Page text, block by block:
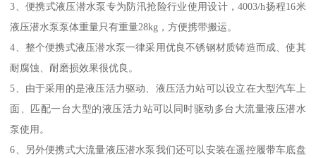
3、便携式液压潜水泵专为防汛抢险行业使用设计，4003/h扬程16米
液压潜水泵泵体重量只有重量28kg，方便携带搬运。
4、整个便携式液压潜水泵一律采用优良不锈钢材质铸造而成、使其
耐腐蚀、耐磨损效果很优良。
5、由于采用的是液压活力驱动、液压活力站可以设立在大型汽车上
面、匹配一台大型的液压活力站可以同时驱动多台大流量液压潜水
泵使用。
6、另外便携式大流量液压潜水泵我们还可以安装在遥控履带车底盘